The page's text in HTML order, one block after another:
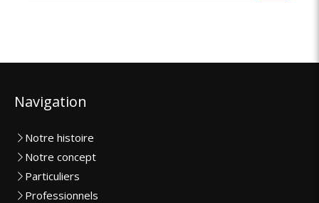
Navigation
Notre histoire
Notre concept
Particuliers
Professionnels